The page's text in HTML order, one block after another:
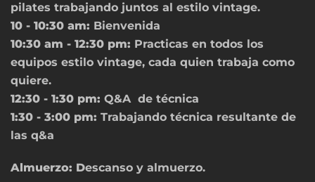
pilates trabajando juntos al estilo vintage.
10 - 10:30 am: Bienvenida
10:30 am - 12:30 pm: Practicas en todos los
equipos estilo vintage, cada quien trabaja como
quiere.
12:30 - 1:30 pm: Q&A de técnica
1:30 - 3:00 pm: Trabajando técnica resultante de
las q&a
Almuerzo: Descanso y almuerzo.